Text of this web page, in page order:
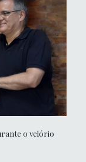
o velório